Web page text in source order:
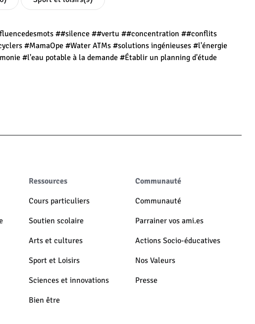
##silence ##vertu ##concentration ##conflits
#MamaOpe #Water ATMs #solutions ingénieuses #l'énergie
#l'eau potable à la demande #Établir un planning d'étude
Ressources
Cours particuliers
Soutien scolaire
Arts et cultures
Sport et Loisirs
Sciences et innovations
Bien être
Communauté
Communauté
Parrainer vos ami.es
Actions Socio-éducatives
Nos Valeurs
Presse